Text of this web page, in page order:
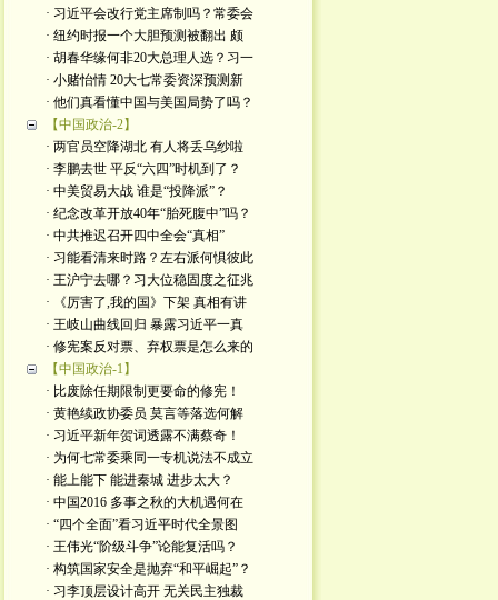
· 习近平会改行党主席制吗？常委会
· 纽约时报一个大胆预测被翻出 颇
· 胡春华缘何非20大总理人选？习一
· 小赌怡情 20大七常委资深预测新
· 他们真看懂中国与美国局势了吗？
【中国政治-2】
· 两官员空降湖北 有人将丢乌纱啦
· 李鹏去世 平反“六四”时机到了？
· 中美贸易大战 谁是“投降派”？
· 纪念改革开放40年“胎死腹中”吗？
· 中共推迟召开四中全会“真相”
· 习能看清来时路？左右派何惧彼此
· 王沪宁去哪？习大位稳固度之征兆
· 《厉害了,我的国》下架 真相有讲
· 王岐山曲线回归 暴露习近平一真
· 修宪案反对票、弃权票是怎么来的
【中国政治-1】
· 比废除任期限制更要命的修宪！
· 黄艳续政协委员 莫言等落选何解
· 习近平新年贺词透露不满蔡奇！
· 为何七常委乘同一专机说法不成立
· 能上能下 能进秦城 进步太大？
· 中国2016 多事之秋的大机遇何在
· “四个全面”看习近平时代全景图
· 王伟光“阶级斗争”论能复活吗？
· 构筑国家安全是抛弃“和平崛起”？
· 习李顶层设计高开 无关民主独裁